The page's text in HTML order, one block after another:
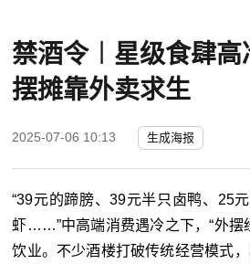
禁酒令︱星级食肆
摆摊靠外卖求生
2025-07-06 10:13 生成海报
“39元的蹄膀、39元半只卤鸭、25
虾……”中高端消费遇冷之下，“外摆
饮业。不少酒楼打破传统经营模式